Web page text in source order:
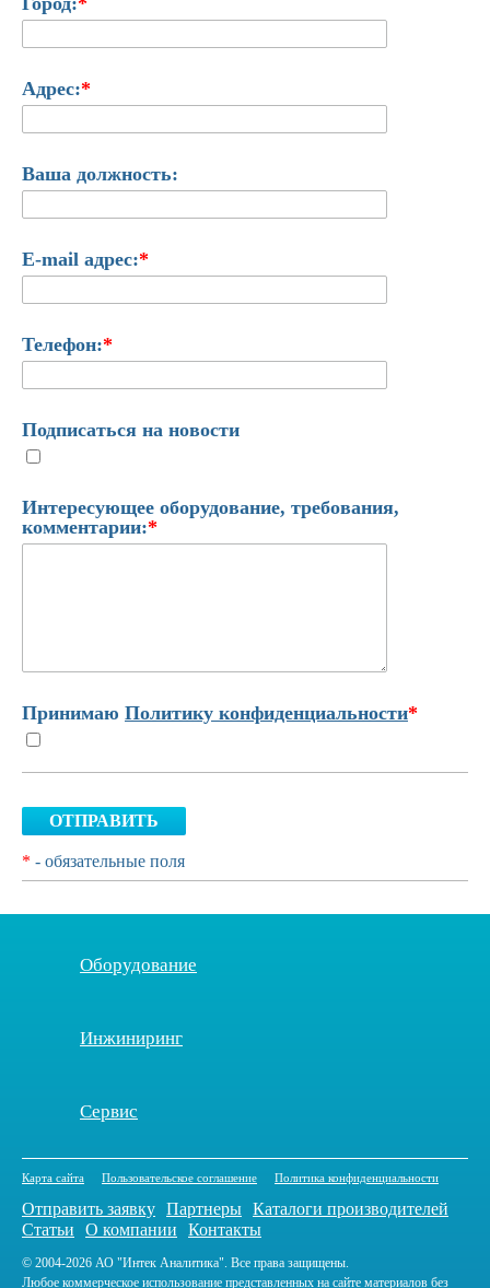
Адрес:*
Ваша должность:
E-mail адрес:*
Телефон:*
Подписаться на новости
Интересующее оборудование, требования,
комментарии:*
Принимаю Политику конфиденциальности*
ОТПРАВИТЬ
* - обязательные поля
Оборудование
Инжиниринг
Сервис
Карта сайта Пользовательское соглашение Политика конфиденциальности
Отправить заявку Партнеры Каталоги производителей
Статьи
О компании Контакты
© 2004-2026 АО "Интек Аналитика". Все права защищены.
Любое коммерческое использование представленных на сайте материалов без